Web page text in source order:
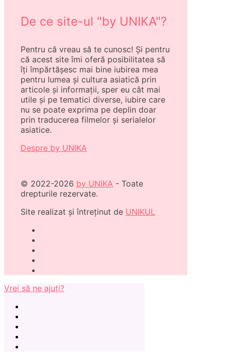
De ce site-ul "by UNIKA"?
Pentru că vreau să te cunosc! Și pentru
că acest site îmi oferă posibilitatea să
îți împărtășesc mai bine iubirea mea
pentru lumea și cultura asiatică prin
articole și informații, sper eu cât mai
utile și pe tematici diverse, iubire care
nu se poate exprima pe deplin doar
prin traducerea filmelor și serialelor
asiatice.
Despre by UNIKA
© 2022-2026 by UNIKA - Toate
drepturile rezervate.
Site realizat și întreținut de UNIKUL
Vrei să ne ajuți?